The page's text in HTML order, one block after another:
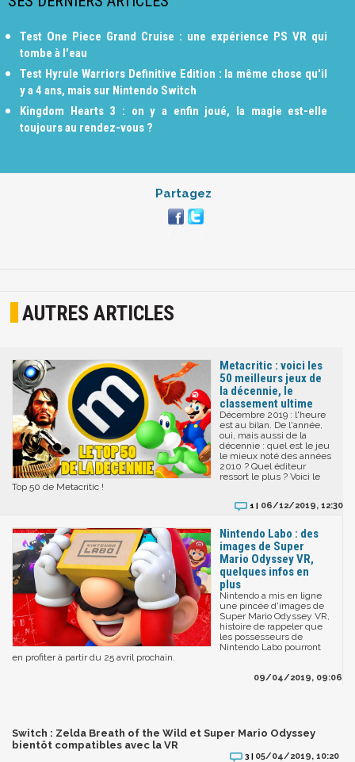
Test One Piece Grand Cruise : une expérience PS VR qui
tombe à l'eau
Test Hyrule Warriors Definitive Edition : la même chose qu'il
y a 4 ans, mais sur Nintendo Switch
Kingdom Hearts 3 : on y a enfin joué, la magie est-elle
toujours au rendez-vous ?
Partagez
AUTRES ARTICLES
Metacritic : voici les
50 meilleurs jeux de
la décennie, le
classement ultime
Décembre 2019 : l'heure
est au bilan. De l'année,
oui, mais aussi de la
décennie : quel est le jeu
le mieux noté des années
2010 ? Quel éditeur
ressort le plus ? Voici le
Top 50 de Metacritic !
1 | 06/12/2019, 12:30
Nintendo Labo : des
images de Super
Mario Odyssey VR,
quelques infos en
plus
Nintendo a mis en ligne
une pincée d'images de
Super Mario Odyssey VR,
histoire de rappeler que
les possesseurs de
Nintendo Labo pourront
en profiter à partir du 25 avril prochain.
09/04/2019, 09:06
Switch : Zelda Breath of the Wild et Super Mario Odyssey
bientôt compatibles avec la VR
3 | 05/04/2019, 10:20